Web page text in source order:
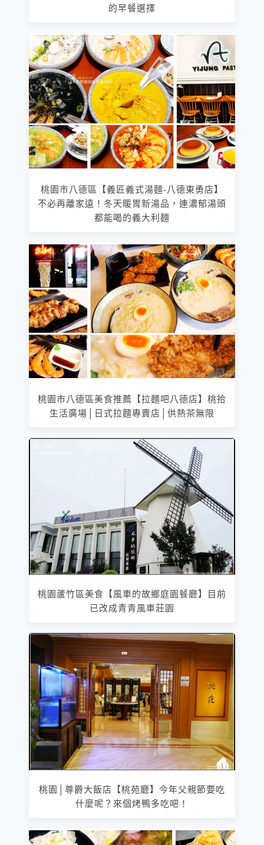
的早餐選擇
桃園市八德區【義匠義式湯麵-八德東勇店】
不必再離家遠！冬天暖胃新湯品，連濃郁湯頭
都能喝的義大利麵
桃園市八德區美食推薦【拉麵吧八德店】桃拾
生活廣場│日式拉麵專賣店│供熱茶無限
桃園蘆竹區美食【風車的故鄉庭園餐廳】目前
已改成青青風車莊園
桃園│尊爵大飯店【桃苑廳】今年父親節要吃
什麼呢？來個烤鴨多吃吧！